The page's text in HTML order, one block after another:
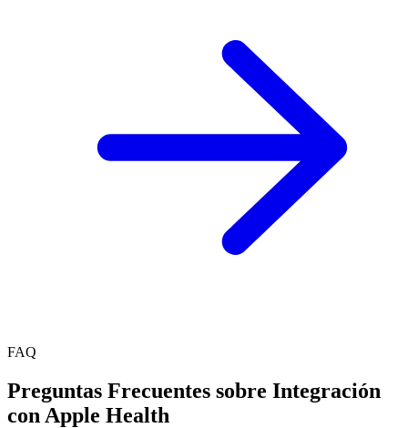
FAQ
Preguntas Frecuentes sobre Integración
con Apple Health